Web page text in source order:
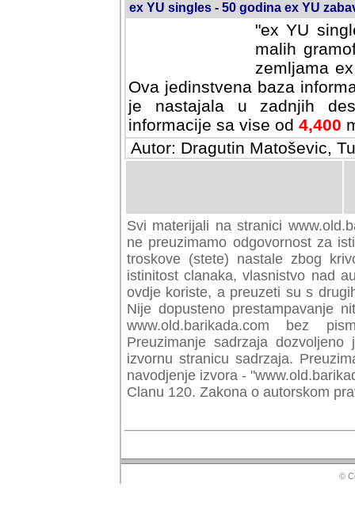
ex YU singles - 50 godina ex YU
"ex YU
malih
zemljama
Ova jedinstvena baza
je nastajala u zadnjih
informacije sa vise od 4,400
Autor: Dragutin Matoševic,
Svi materijali na stranici
preuzimamo odgovornost za
troskove (stete) nastale zbog
istinitost clanaka, vlasnistvo nad
ovdje koriste, a preuzeti su s
Nije dopusteno prestampavanje
www.old.barikada.com bez
Preuzimanje sadrzaja
izvornu stranicu sadrzaja.
navodjenje izvora -
Clanu 120. Zakona o autorskom
©